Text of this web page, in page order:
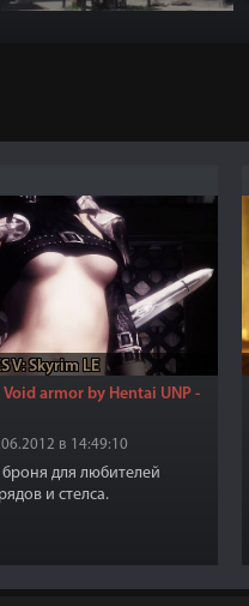
V: Skyrim LE
armor by Hentai UNP -
в 14:49:10
броня для любителей
и стелса.